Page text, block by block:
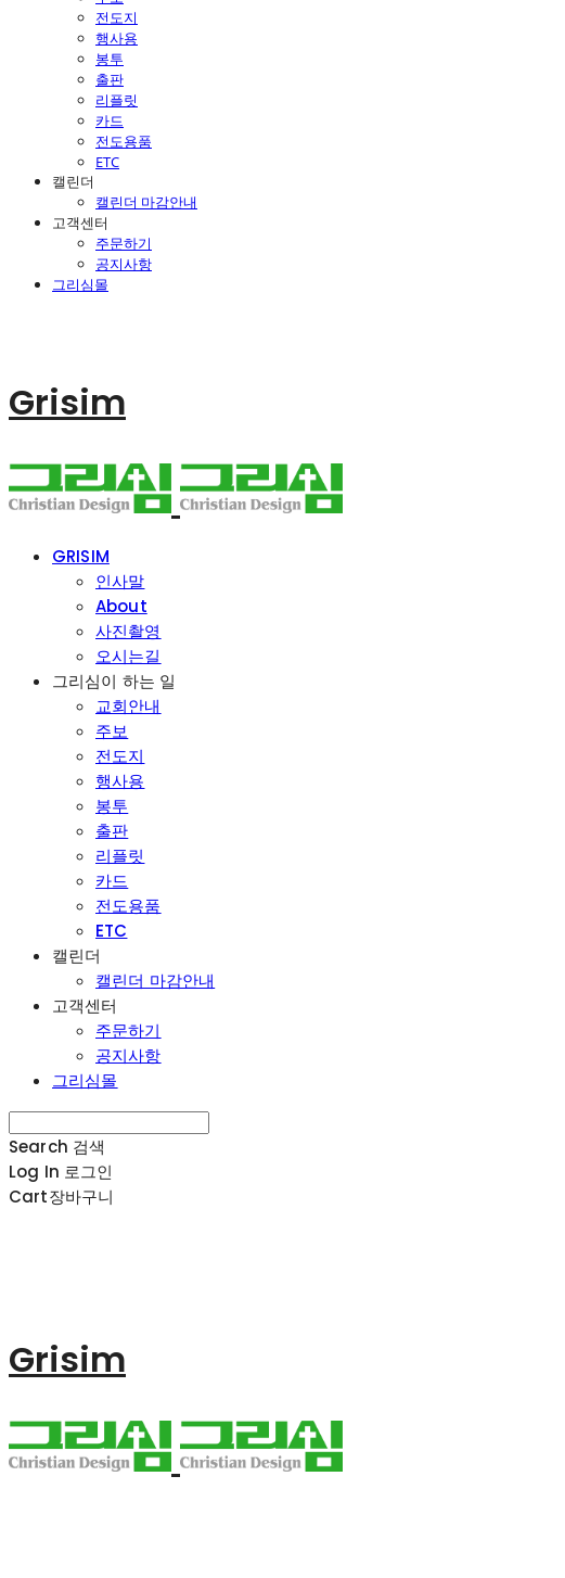
전도지
행사용
봉투
출판
리플릿
카드
전도용품
ETC
캘린더
캘린더 마감안내
고객센터
주문하기
공지사항
그리심몰
Grisim
GRISIM
인사말
About
사진촬영
오시는길
그리심이 하는 일
교회안내
주보
전도지
행사용
봉투
출판
리플릿
카드
전도용품
ETC
캘린더
캘린더 마감안내
고객센터
주문하기
공지사항
그리심몰
Search 검색
Log In 로그인
Cart장바구니
Grisim